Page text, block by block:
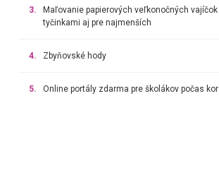
3.
Maľovanie papierových veľkonočných
tyčinkami aj pre najmenších
4. Zbyňovské hody
5. Online portály zdarma pre školákov počas